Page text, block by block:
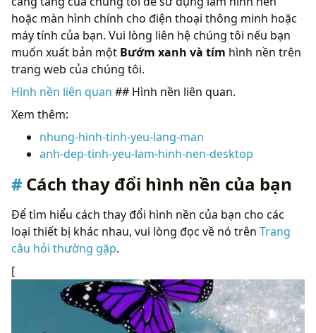
hoặc màn hình chính cho điện thoại thông minh hoặc
máy tính của bạn. Vui lòng liên hệ chúng tôi nếu bạn
muốn xuất bản một Bướm xanh và tím hình nền trên
trang web của chúng tôi.
Hình nền liên quan ## Hình nền liên quan.
Xem thêm:
nhung-hinh-tinh-yeu-lang-man
anh-dep-tinh-yeu-lam-hinh-nen-desktop
Cách thay đổi hình nền của bạn
Để tìm hiểu cách thay đổi hình nền của bạn cho các
loại thiết bị khác nhau, vui lòng đọc về nó trên Trang
câu hỏi thường gặp.
[